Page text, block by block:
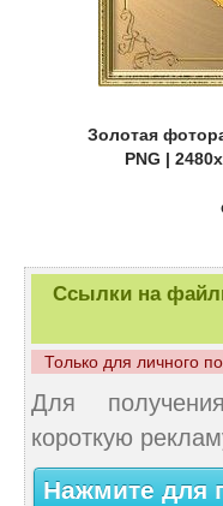
Золотая
PNG |
Ссылки на
Только для личного
Для
короткую
Нажмите для